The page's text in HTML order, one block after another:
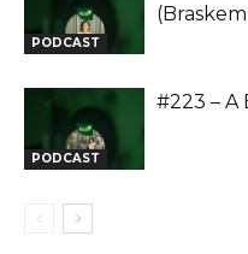
PODCAST
PODCAST
#223 – A